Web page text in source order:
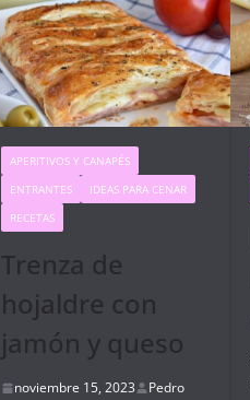
APERITIVOS Y CANAPÉS
ENTRANTES
IDEAS PARA CENAR
RECETAS
Trenza de
hojaldre con
jamón y queso
noviembre 15, 2023 Pedro